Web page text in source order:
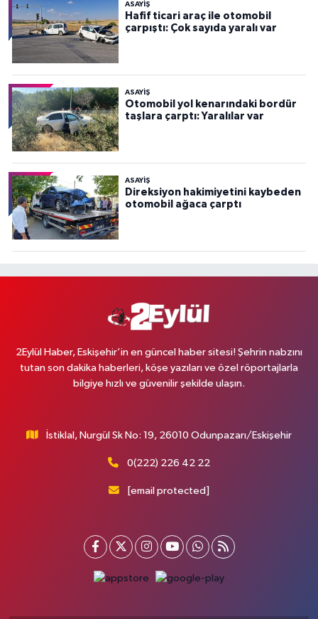
ASAYİŞ
Hafif ticari araç ile otomobil
çarpıştı: Çok sayıda yaralı var
ASAYİŞ
Otomobil yol kenarındaki bordür
taşlara çarptı: Yaralılar var
ASAYİŞ
Direksiyon hakimiyetini kaybeden
otomobil ağaca çarptı
2Eylül Haber, Eskişehir’in en güncel haber sitesi! Şehrin nabzını
tutan son dakika haberleri, köşe yazıları ve özel röportajlarla
bilgiye hızlı ve güvenilir şekilde ulaşın.
İstiklal, Nurgül Sk No: 19, 26010 Odunpazarı/Eskişehir
0(222) 226 42 22
[email protected]